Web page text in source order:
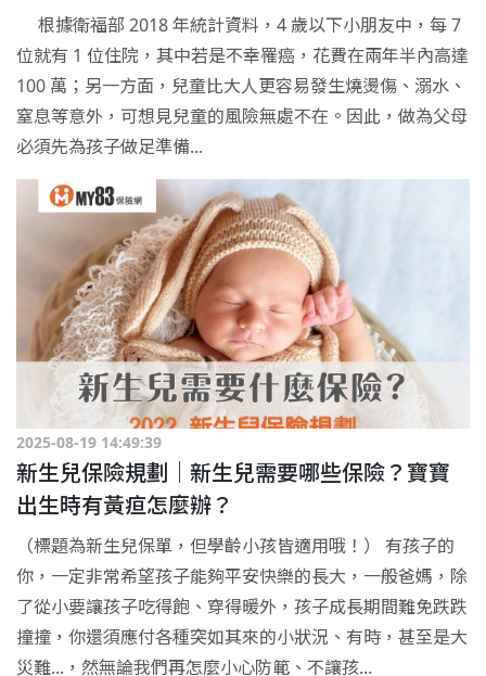
根據衛福部 2018 年統計資料，4 歲以下小朋友中，每 7
位就有 1 位住院，其中若是不幸罹癌，花費在兩年半內高達
100 萬；另一方面，兒童比大人更容易發生燒燙傷、溺水、
窒息等意外，可想見兒童的風險無處不在。因此，做為父母
必須先為孩子做足準備...
2025-08-19 14:49:39
新生兒保險規劃｜新生兒需要哪些保險？寶寶
出生時有黃疸怎麼辦？
（標題為新生兒保單，但學齡小孩皆適用哦！） 有孩子的
你，一定非常希望孩子能夠平安快樂的長大，一般爸媽，除
了從小要讓孩子吃得飽、穿得暖外，孩子成長期間難免跌跌
撞撞，你還須應付各種突如其來的小狀況、有時，甚至是大
災難...，然無論我們再怎麼小心防範、不讓孩...